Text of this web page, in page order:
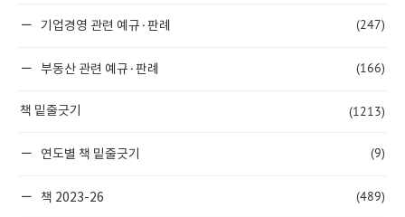
기업경영 관련 예규·판례 (247)
부동산 관련 예규·판례 (166)
책 밑줄긋기 (1213)
연도별 책 밑줄긋기 (9)
책 2023-26 (489)